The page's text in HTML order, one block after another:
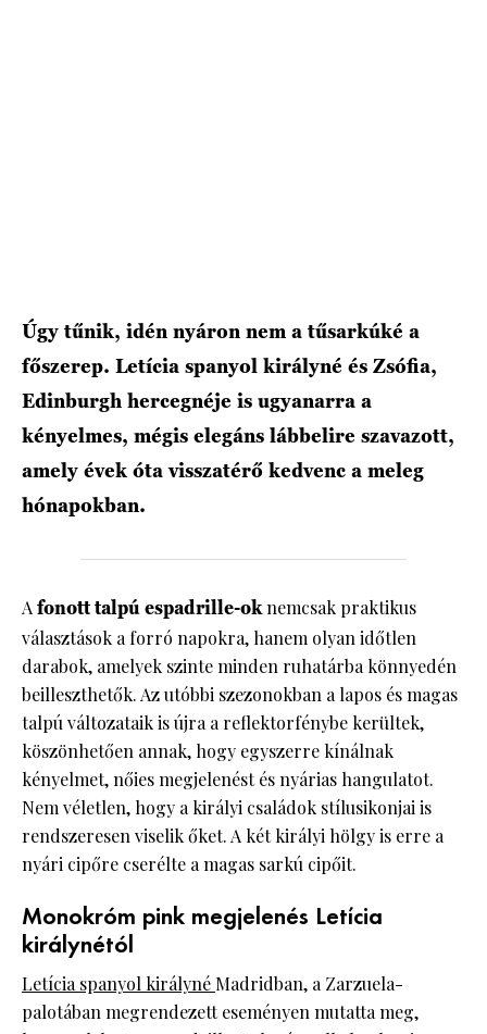
Úgy tűnik, idén nyáron nem a tűsarkúké a
főszerep. Letícia spanyol királyné és Zsófia,
Edinburgh hercegnéje is ugyanarra a
kényelmes, mégis elegáns lábbelire szavazott,
amely évek óta visszatérő kedvenc a meleg
hónapokban.
Afonott talpú espadrille-oknemcsak praktikus
választások a forró napokra, hanem olyan időtlen
darabok, amelyek szinte minden ruhatárba könnyedén
beilleszthetők. Az utóbbi szezonokban a lapos és magas
talpú változataik is újra a reflektorfénybe kerültek,
köszönhetően annak, hogy egyszerre kínálnak
kényelmet, nőies megjelenést és nyárias hangulatot.
Nem véletlen, hogy a királyi családok stílusikonjai is
rendszeresen viselik őket. A két királyi hölgy is erre a
nyári cipőre cserélte a magas sarkú cipőit.
Monokróm pink megjelenés Letícia
királynétól
Letícia spanyol királyné Madridban, a Zarzuela-
palotában megrendezett eseményen mutatta meg,